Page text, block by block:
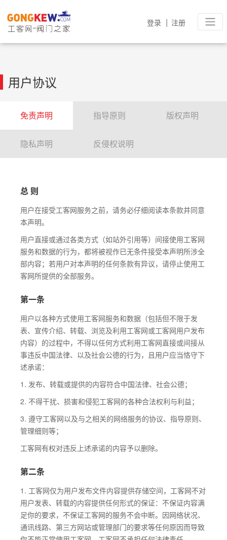
登录 | 注册
用户协议
免责声明 指导原则 版权声明
隐私声明 反侵权说明
总 则
用户在接受工客网服务之前，请务必仔细阅读本条款并同意
本声明。
用户直接或通过各类方式（如站外引用等）间接使用工客网
服务和数据的行为，都将被视作已无条件接受本声明所涉全
部内容；若用户对本声明的任何条款有异议，请停止使用工
客网所提供的全部服务。
第一条
用户以各种方式使用工客网服务和数据（包括但不限于发
表、宣传介绍、转载、浏览及利用工客网或工客网用户发布
内容）的过程中，不得以任何方式利用工客网直接或间接从
事违反中国法律、以及社会公德的行为，且用户应当恪守下
述承诺：
1. 发布、转载或提供的内容符合中国法律、社会公德；
2. 不得干扰、损害和侵犯工客网的各种合法权利与利益；
3. 遵守工客网以及与之相关的网络服务的协议、指导原则、
管理细则等；
工客网有权对违反上述承诺的内容予以删除。
第二条
1. 工客网仅为用户发布文件内容提供存储空间，工客网不对
用户发表、转载的内容提供任何形式的保证：不保证内容满
足你的要求，不保证工客网的服务不会中断。因网络状况、
通讯线路、第三方网站或管理部门的要求等任何原因而导致